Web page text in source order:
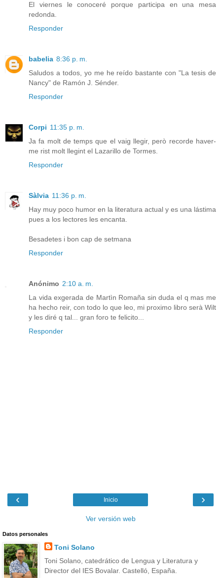
El viernes le conoceré porque participa en una mesa
redonda.
Responder
babelia 8:36 p. m.
Saludos a todos, yo me he reído bastante con "La tesis de
Nancy" de Ramón J. Sénder.
Responder
Corpi 11:35 p. m.
Ja fa molt de temps que el vaig llegir, però recorde haver-
me rist molt llegint el Lazarillo de Tormes.
Responder
Sàlvia 11:36 p. m.
Hay muy poco humor en la literatura actual y es una lástima
pues a los lectores les encanta.
Besadetes i bon cap de setmana
Responder
Anónimo 2:10 a. m.
La vida exgerada de Martìn Romaña sin duda el q mas me
ha hecho reir, con todo lo que leo, mi proximo libro serà Wilt
y les diré q tal... gran foro te felicito...
Responder
‹ ›
Inicio
Ver versión web
Datos personales
Toni Solano
Toni Solano, catedrático de Lengua y Literatura y
Director del IES Bovalar. Castelló, España.